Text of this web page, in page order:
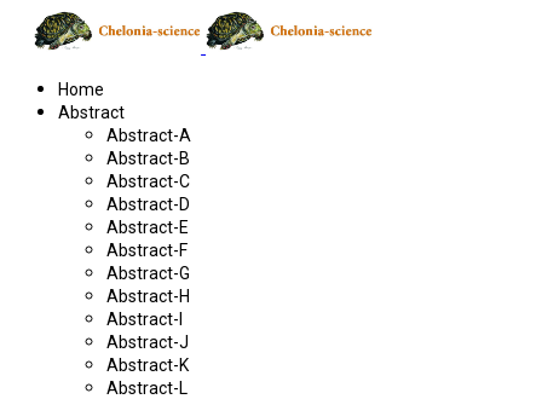
Home
Abstract
Abstract-A
Abstract-B
Abstract-C
Abstract-D
Abstract-E
Abstract-F
Abstract-G
Abstract-H
Abstract-I
Abstract-J
Abstract-K
Abstract-L